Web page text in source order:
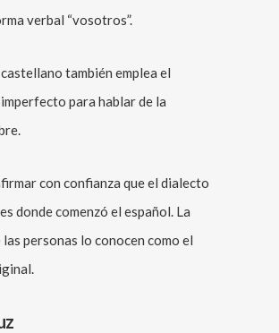
verbal “vosotros”.
también emplea el
para hablar de la
con confianza que el dialecto
donde comenzó el español. La
personas lo conocen como el